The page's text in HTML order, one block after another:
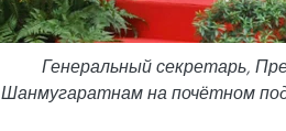
Генеральный секретарь,
Шанмугаратнам на почётном